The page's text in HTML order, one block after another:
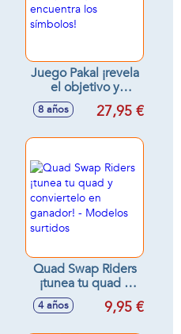
Juego Pakal ¡revela
el objetivo y
encuentra los
símbolos!
8 años 27,95 €
Quad Swap Riders
¡tunea tu quad y
conviertelo en
ganador! - Modelos
4 años 9,95 €